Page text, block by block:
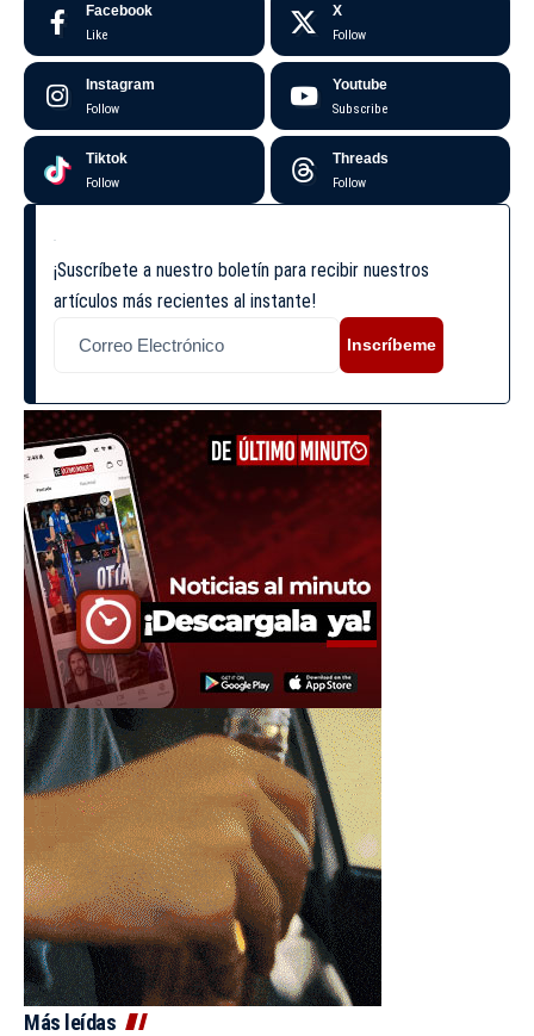
Facebook
Like
X
Follow
Instagram
Follow
Youtube
Subscribe
Tiktok
Follow
Threads
Follow
¡Suscríbete a nuestro boletín para recibir nuestros
artículos más recientes al instante!
Inscríbeme
Más leídas